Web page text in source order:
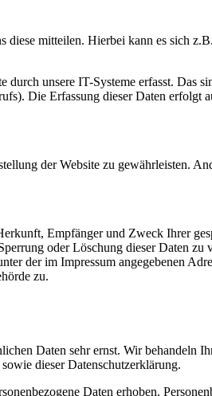
diese mitteilen. Hierbei kann es sich
durch unsere IT-Systeme erfasst. Das
Die Erfassung dieser Daten erfolgt
der Website zu gewährleisten.
Empfänger und Zweck Ihrer
oder Löschung dieser Daten
der im Impressum angegebenen
zu.
Daten sehr ernst. Wir behandeln
dieser Datenschutzerklärung.
Daten erhoben.